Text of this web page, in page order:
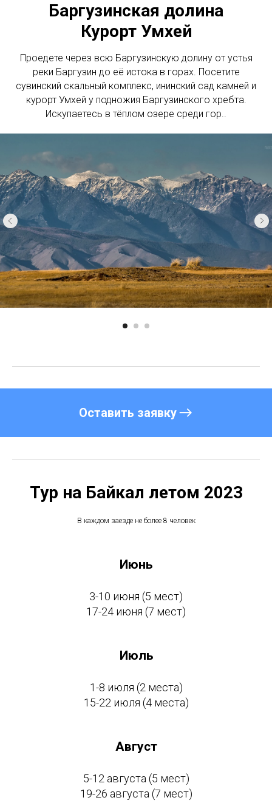
Баргузинская долина
Курорт Умхей
Проедете через всю Баргузинскую долину от устья
реки Баргузин до её истока в горах. Посетите
сувинский скальный комплекс, ининский сад камней и
курорт Умхей у подножия Баргузинского хребта.
Искупаетесь в тёплом озере среди гор..
Оставить заявку
Тур на Байкал летом 2023
В каждом заезде не более 8 человек
Июнь
3-10 июня (5 мест)
17-24 июня (7 мест)
Июль
1-8 июля (2 места)
15-22 июля (4 места)
Август
5-12 августа (5 мест)
19-26 августа (7 мест)